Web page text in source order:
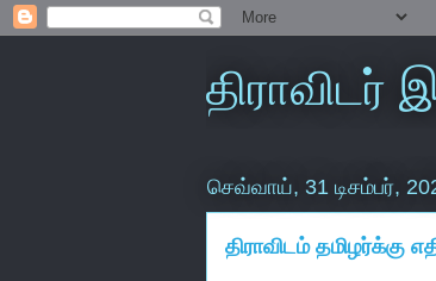
திராவிடர்
செவ்வாய், 31 டிசம்பர்,
திராவிடம்